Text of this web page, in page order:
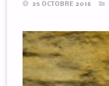
25 OCTOBRE 2016